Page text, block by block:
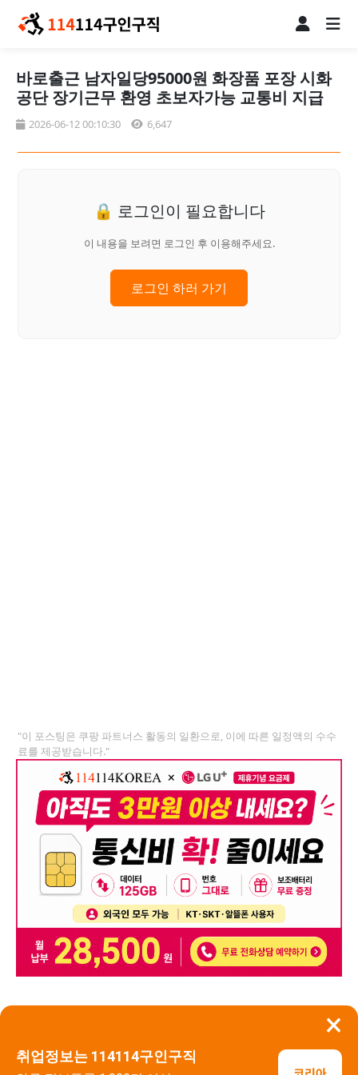
×
취업정보는 114114구인구직
바로출근 남자일당95000원 화장품 포장 시화
공단 장기근무 환영 초보자가능 교통비 지급
2026-06-12 00:10:30 6,647
🔒 로그인이 필요합니다
이 내용을 보려면 로그인 후 이용해주세요.
로그인 하러 가기
"이 포스팅은 쿠팡 파트너스 활동의 일환으로, 이에 따른 일정액의 수수
료를 제공받습니다."